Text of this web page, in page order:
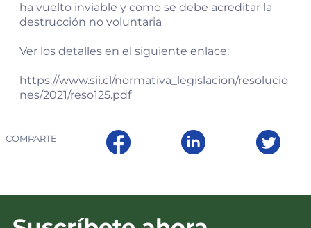
ha vuelto inviable y como se debe acreditar la
destrucción no voluntaria
Ver los detalles en el siguiente enlace:
https://www.sii.cl/normativa_legislacion/resolucio
nes/2021/reso125.pdf
COMPARTE